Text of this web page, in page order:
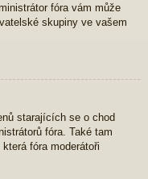
fóra vám může
skupiny ve vašem
starajících se o chod
fóra. Také tam
fóra moderátoři